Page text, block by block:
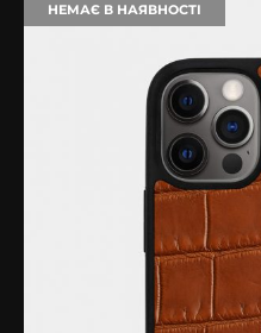
НЕМАЄ В НАЯВНОСТІ